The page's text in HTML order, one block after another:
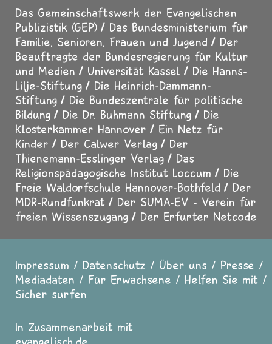
Das Gemeinschaftswerk der Evangelischen
Publizistik (GEP)
Das Bundesministerium für
Familie, Senioren, Frauen und Jugend
Der
Beauftragte der Bundesregierung für Kultur
und Medien
Universität Kassel
Die Hanns-
Lilje-Stiftung
Die Heinrich-Dammann-
Stiftung
Die Bundeszentrale für politische
Bildung
Die Dr. Buhmann Stiftung
Die
Klosterkammer Hannover
Ein Netz für
Kinder
Der Calwer Verlag
Der
Thienemann-Esslinger Verlag
Das
Religionspädagogische Institut Loccum
Die
Freie Waldorfschule Hannover-Bothfeld
Der
MDR-Rundfunkrat
Der SUMA-EV - Verein für
freien Wissenszugang
Der Erfurter Netcode
Fußzeile
Impressum Datenschutz Über uns
Presse
Mediadaten
Für Erwachsene
Helfen Sie mit
Sicher surfen
In Zusammenarbeit mit